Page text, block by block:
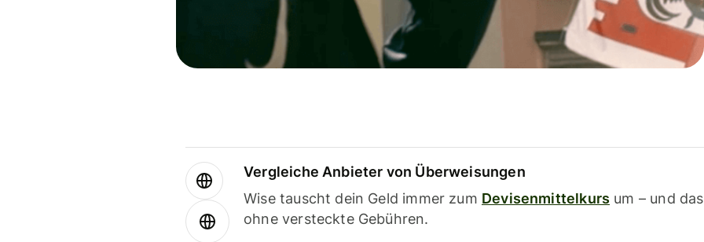
Vergleiche Anbieter von Überweisungen
Wise tauscht dein Geld immer zum Devisenmittelkurs um – und das
ohne versteckte Gebühren.